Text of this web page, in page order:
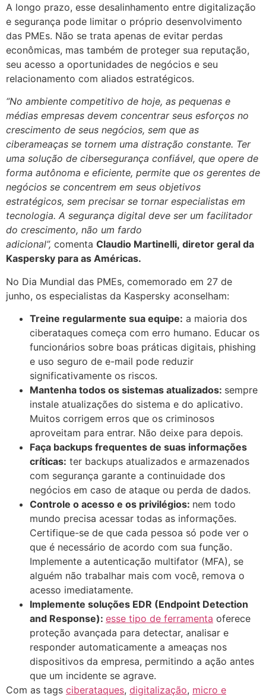
A longo prazo, esse desalinhamento entre digitalização
e segurança pode limitar o próprio desenvolvimento
das PMEs. Não se trata apenas de evitar perdas
econômicas, mas também de proteger sua reputação,
seu acesso a oportunidades de negócios e seu
relacionamento com aliados estratégicos.
“No ambiente competitivo de hoje, as pequenas e
médias empresas devem concentrar seus esforços no
crescimento de seus negócios, sem que as
ciberameaças se tornem uma distração constante. Ter
uma solução de cibersegurança confiável, que opere de
forma autônoma e eficiente, permite que os gerentes de
negócios se concentrem em seus objetivos
estratégicos, sem precisar se tornar especialistas em
tecnologia. A segurança digital deve ser um facilitador
do crescimento, não um fardo
adicional”, comenta Claudio Martinelli, diretor geral da
Kaspersky para as Américas.
No Dia Mundial das PMEs, comemorado em 27 de
junho, os especialistas da Kaspersky aconselham:
Treine regularmente sua equipe: a maioria dos
ciberataques começa com erro humano. Educar os
funcionários sobre boas práticas digitais, phishing
e uso seguro de e-mail pode reduzir
significativamente os riscos.
Mantenha todos os sistemas atualizados: sempre
instale atualizações do sistema e do aplicativo.
Muitos corrigem erros que os criminosos
aproveitam para entrar. Não deixe para depois.
Faça backups frequentes de suas informações
críticas: ter backups atualizados e armazenados
com segurança garante a continuidade dos
negócios em caso de ataque ou perda de dados.
Controle o acesso e os privilégios: nem todo
mundo precisa acessar todas as informações.
Certifique-se de que cada pessoa só pode ver o
que é necessário de acordo com sua função.
Implemente a autenticação multifator (MFA), se
alguém não trabalhar mais com você, remova o
acesso imediatamente.
Implemente soluções EDR (Endpoint Detection
and Response): esse tipo de ferramenta oferece
proteção avançada para detectar, analisar e
responder automaticamente a ameaças nos
dispositivos da empresa, permitindo a ação antes
que um incidente se agrave.
Com as tags ciberataques, digitalização, micro e